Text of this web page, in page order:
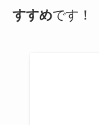
すすめです！